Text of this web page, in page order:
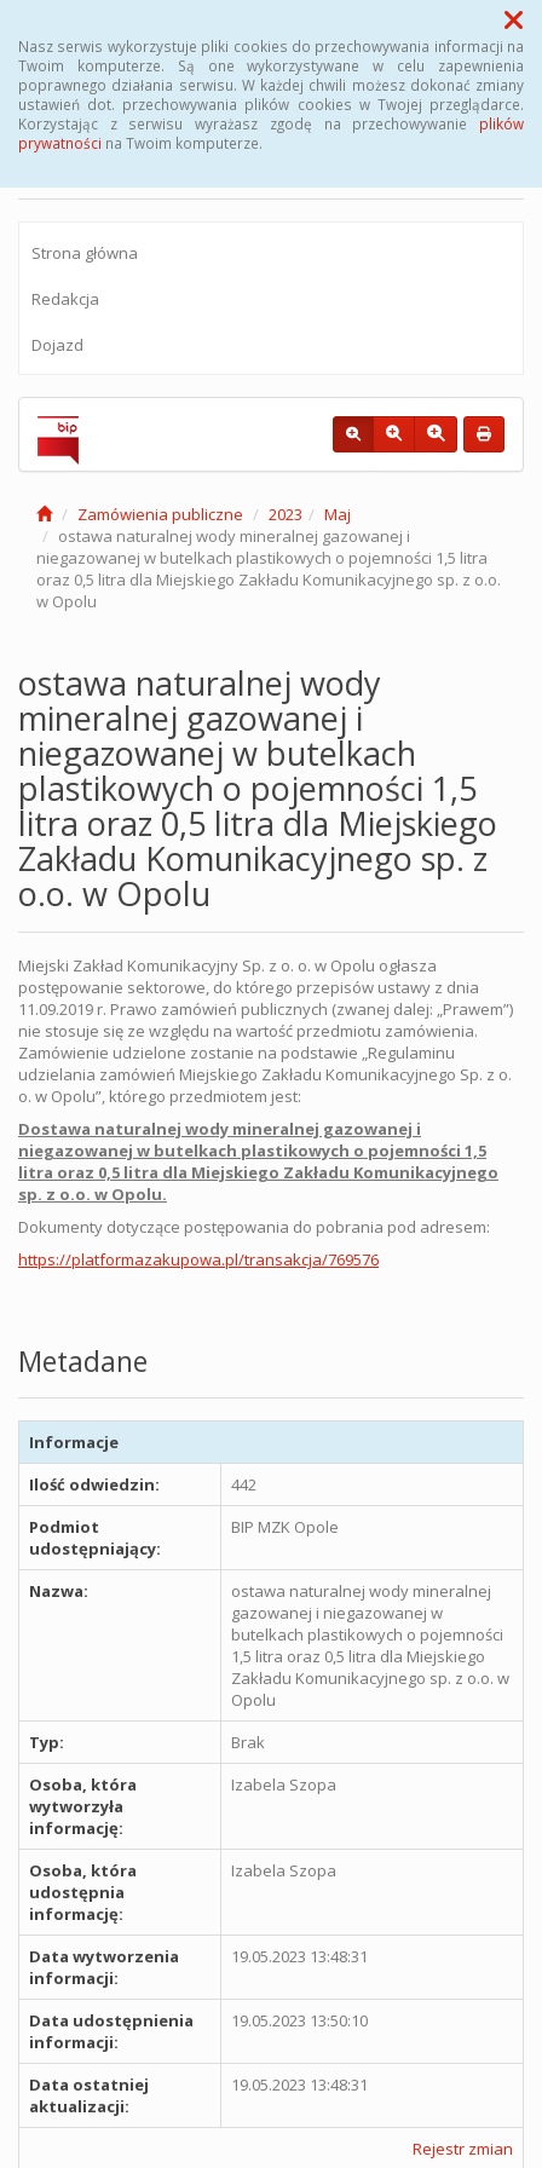
Nasz serwis wykorzystuje pliki cookies do przechowywania informacji na
Twoim komputerze. Są one wykorzystywane w celu zapewnienia
poprawnego działania serwisu. W każdej chwili możesz dokonać zmiany
ustawień dot. przechowywania plików cookies w Twojej przeglądarce.
Korzystając z serwisu wyrażasz zgodę na przechowywanie plików
prywatności na Twoim komputerze.
Menu
BIULETYN INFORMACJI PUBLICZNEJ
Miejskiego Zakładu Komunikacyjnego sp.
Strona główna
Redakcja
Dojazd
Zamówienia publiczne 2023
Maj
ostawa naturalnej wody mineralnej gazowanej i
niegazowanej w butelkach plastikowych o pojemności 1,5 litra
oraz 0,5 litra dla Miejskiego Zakładu Komunikacyjnego sp. z o.o.
w Opolu
ostawa naturalnej wody
mineralnej gazowanej i
niegazowanej w butelkach
plastikowych o pojemności 1,5
litra oraz 0,5 litra dla Miejskiego
Zakładu Komunikacyjnego sp. z
o.o. w Opolu
Miejski Zakład Komunikacyjny Sp. z o. o. w Opolu ogłasza
postępowanie sektorowe, do którego przepisów ustawy z dnia
11.09.2019 r. Prawo zamówień publicznych (zwanej dalej: „Prawem”)
nie stosuje się ze względu na wartość przedmiotu zamówienia.
Zamówienie udzielone zostanie na podstawie „Regulaminu
udzielania zamówień Miejskiego Zakładu Komunikacyjnego Sp. z o.
o. w Opolu”, którego przedmiotem jest:
Dostawa naturalnej wody mineralnej gazowanej i
niegazowanej w butelkach plastikowych o pojemności 1,5
litra oraz 0,5 litra dla Miejskiego Zakładu Komunikacyjnego
sp. z o.o. w Opolu.
Dokumenty dotyczące postępowania do pobrania pod adresem:
https://platformazakupowa.pl/transakcja/769576
Metadane
Informacje
Ilość odwiedzin:
442
Podmiot
udostępniający:
BIP MZK Opole
Nazwa:
ostawa naturalnej wody mineralnej
gazowanej i niegazowanej w
butelkach plastikowych o pojemności
1,5 litra oraz 0,5 litra dla Miejskiego
Zakładu Komunikacyjnego sp. z o.o. w
Opolu
Typ:
Brak
Osoba, która
wytworzyła
informację:
Izabela Szopa
Osoba, która
udostępnia
informację:
Izabela Szopa
Data wytworzenia
informacji:
19.05.2023 13:48:31
Data udostępnienia
informacji:
19.05.2023 13:50:10
Data ostatniej
aktualizacji:
19.05.2023 13:48:31
Rejestr zmian